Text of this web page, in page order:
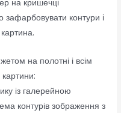
на кришечці
зафарбовувати контури і
на полотні і всім
із галерейною
контурів зображення з